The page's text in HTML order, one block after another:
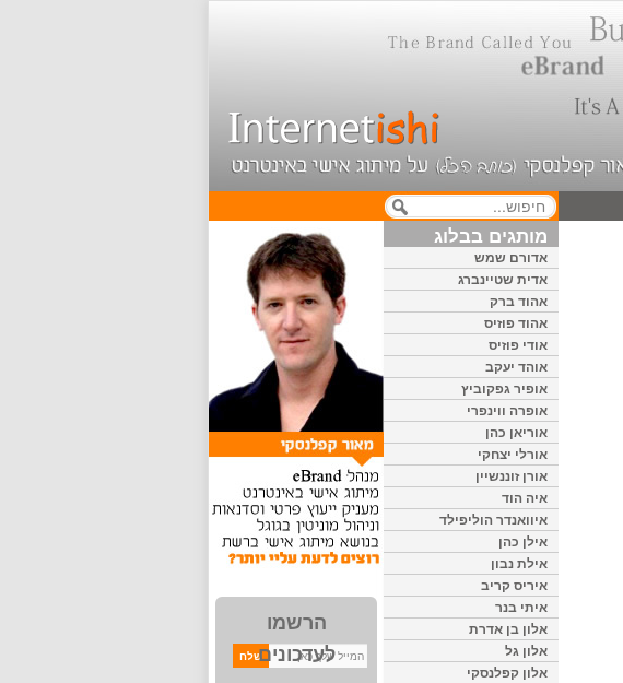
הרשמו
לעדכונים
מותגים בבלוג
אדורם שמש
אדית שטיינברג
אהוד ברק
אהוד פוזיס
אודי פוזיס
אוהד יעקב
אופיר גפקוביץ
אופרה ווינפרי
אוריאן כהן
אורלי יצחקי
אורן זוננשיין
איה הוד
איוואנדר הוליפילד
אילן כהן
אילת נבון
איריס קריב
איתי בנר
אלון בן אדרת
אלון גל
אלון קפלנסקי